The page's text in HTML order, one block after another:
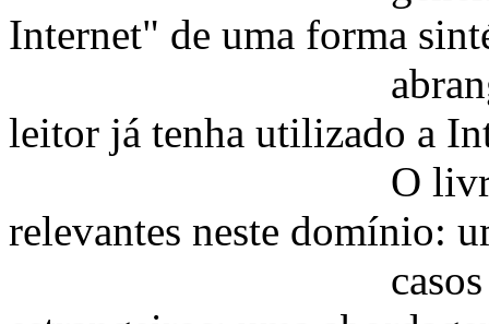
Internet" de uma forma
abrangente,
leitor já tenha utilizado a
O livro inclui
relevantes neste domínio:
casos de